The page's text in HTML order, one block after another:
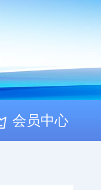
会员中心